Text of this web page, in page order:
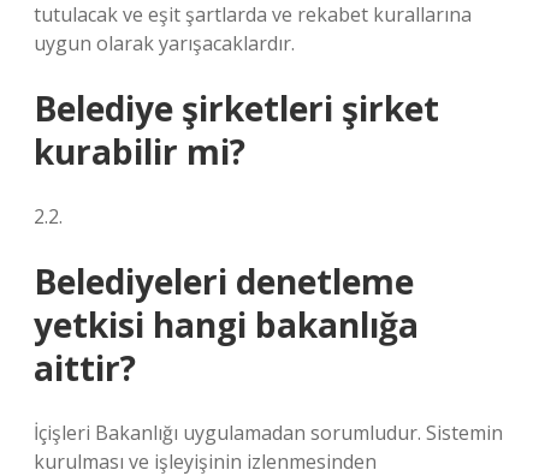
tutulacak ve eşit şartlarda ve rekabet kurallarına
uygun olarak yarışacaklardır.
Belediye şirketleri şirket
kurabilir mi?
2.2.
Belediyeleri denetleme
yetkisi hangi bakanlığa
aittir?
İçişleri Bakanlığı uygulamadan sorumludur. Sistemin
kurulması ve işleyişinin izlenmesinden